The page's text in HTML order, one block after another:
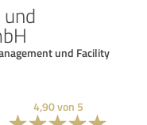
und Facility
4,90von 5